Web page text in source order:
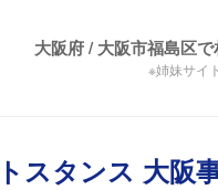
大阪府 / 大阪市福島区
※姉妹サイ
スタンス 大阪